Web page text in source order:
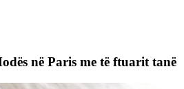
në Paris me të ftuarit tanë